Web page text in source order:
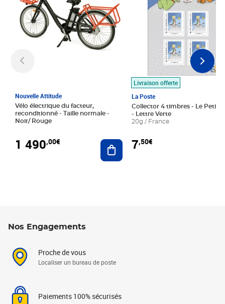
Nouvelle Attitude
Vélo électrique du facteur,
reconditionné - Taille normale -
Noir/ Rouge
1 490,00€ Ajouter au panier
Livraison offerte
La Poste
Collector 4 timbres - Le Petit
- Lettre Verte
20g / France
7,50€
Nos Engagements
Proche de vous
Localiser un bureau de poste
Paiements 100% sécurisés